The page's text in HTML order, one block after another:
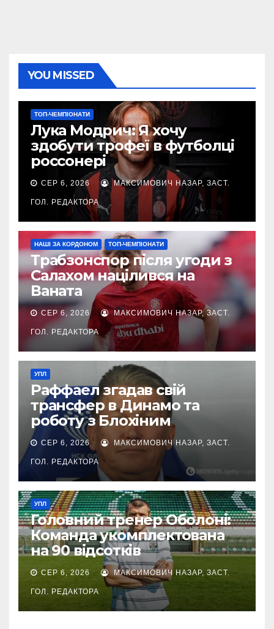
YOU MISSED
ТОП-ЧЕМПІОНАТИ
Лука Модрич: Я хочу
здобути трофеї в футболці
россонері
СЕР 6, 2026 МАКСИМОВИЧ НАЗАР, ЗАСТ.
ГОЛ. РЕДАКТОРА
НАШІ ЗА КОРДОНОМ ТОП-ЧЕМПІОНАТИ
Трабзонспор після угоди з
Салахом націлився на
Ваната
СЕР 6, 2026 МАКСИМОВИЧ НАЗАР, ЗАСТ.
ГОЛ. РЕДАКТОРА
УПЛ
Раффаел згадав свій
трансфер в Динамо та
роботу з Блохіним
СЕР 6, 2026 МАКСИМОВИЧ НАЗАР, ЗАСТ.
ГОЛ. РЕДАКТОРА
УПЛ
Головний тренер Оболоні:
Команда укомплектована
на 90 відсотків
СЕР 6, 2026 МАКСИМОВИЧ НАЗАР, ЗАСТ.
ГОЛ. РЕДАКТОРА